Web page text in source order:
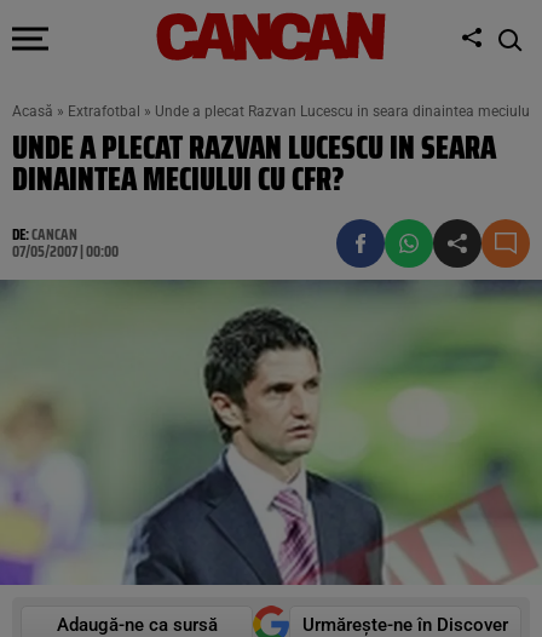
Acasă » Extrafotbal » Unde a plecat Razvan Lucescu in seara dinaintea meciului
UNDE A PLECAT RAZVAN LUCESCU IN SEARA
DINAINTEA MECIULUI CU CFR?
DE:CANCAN
07/05/2007 | 00:00
Adaugă-ne ca sursă
Urmărește-ne în Discover